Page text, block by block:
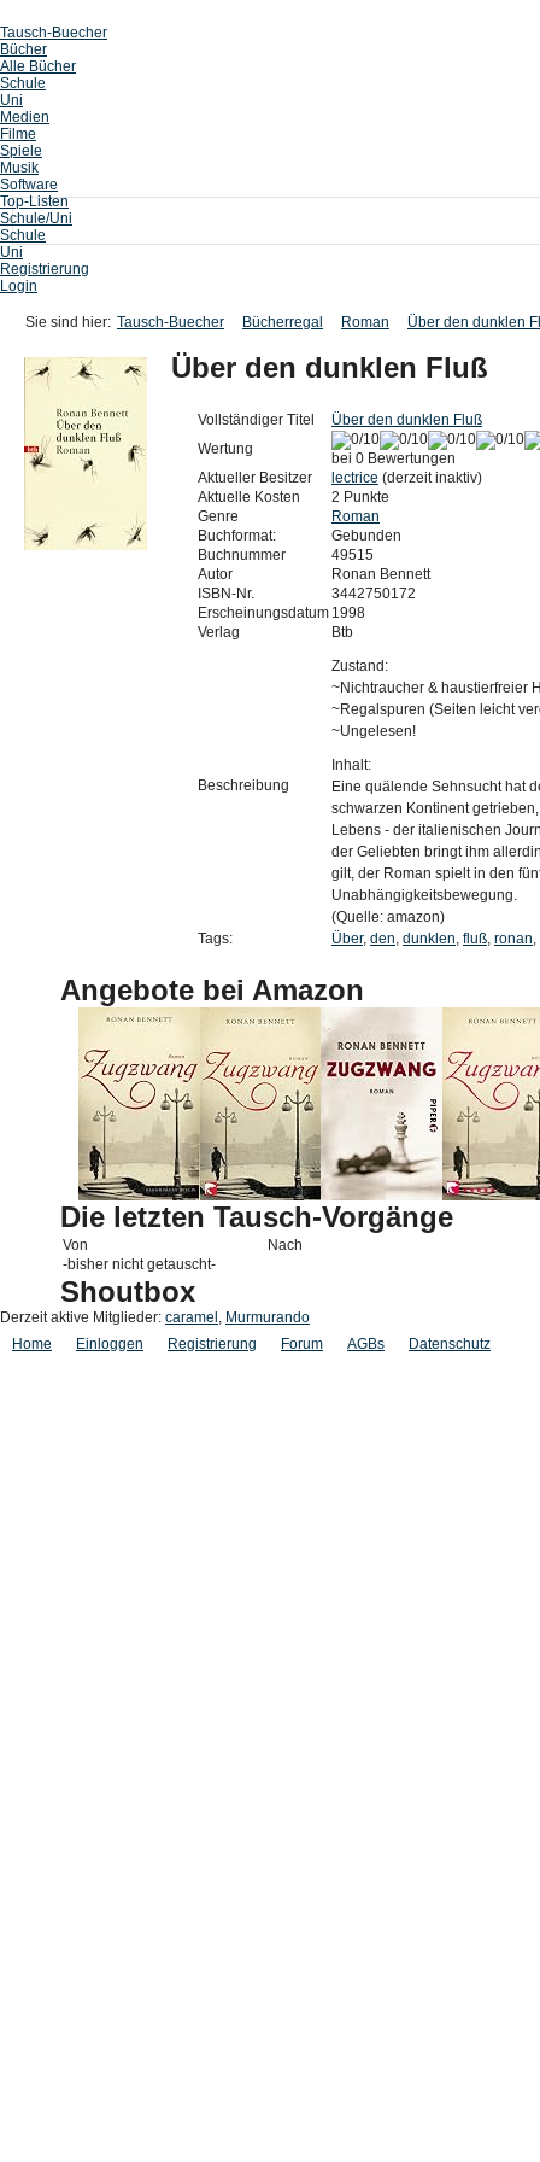
Tausch-Buecher
Bücher
Alle Bücher
Schule
Uni
Medien
Filme
Spiele
Musik
Software
Top-Listen
Schule/Uni
Schule
Uni
Registrierung
Login
Sie sind hier: Tausch-Buecher Bücherregal Roman Über den dunklen
Über den dunklen Fluß
Vollständiger Titel
Über den dunklen Fluß
Wertung
bei 0 Bewertungen
Aktueller Besitzer
lectrice (derzeit inaktiv)
Aktuelle Kosten
2 Punkte
Genre
Roman
Buchformat:
Gebunden
Buchnummer
49515
Autor
Ronan Bennett
ISBN-Nr.
3442750172
Erscheinungsdatum 1998
Verlag
Btb
Beschreibung
Zustand:
~Nichtraucher & haustierfreier
~Regalspuren (Seiten leicht
~Ungelesen!
Inhalt:
Eine quälende Sehnsucht hat
schwarzen Kontinent
Lebens - der italienischen
der Geliebten bringt ihm
gilt, der Roman spielt in den
Unabhängigkeitsbewegung.
(Quelle: amazon)
Tags:
Über, den, dunklen, fluß, ronan,
Angebote bei Amazon
Die letzten Tausch-Vorgänge
Von
Nach
-bisher nicht getauscht-
Shoutbox
Derzeit aktive Mitglieder: caramel , Murmurando
Home
Einloggen Registrierung Forum AGBs Datenschutz